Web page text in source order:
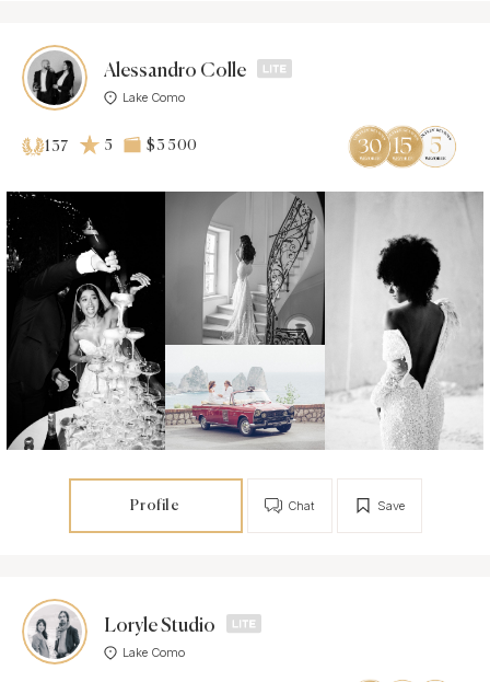
Alessandro Colle
Lake Como
137 5 $3 500
Profile Save
Chat
Loryle Studio
Lake Como